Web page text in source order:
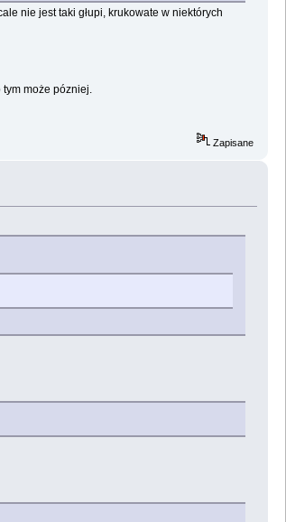
nie jest taki głupi, krukowate w niektórych
tym może pózniej.
Zapisane